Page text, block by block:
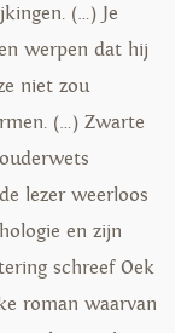
(…) Je
werpen dat hij
niet zou
(…) Zwarte
lezer weerloos
en zijn
schreef Oek
roman waarvan